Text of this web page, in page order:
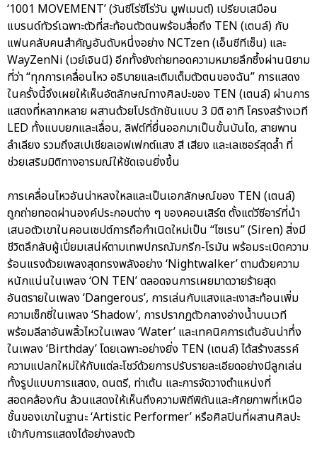
‘1001 MOVEMENT’ (วันซีโร่ซีโร่วัน มูฟเมนต์) เปรียบเสมือน
แบรนด์ทัวร์เฉพาะตัวที่สะท้อนตัวตนพร้อมสื่อถึง TEN (เตนล์) กับ
แฟนคลับคนสำคัญอันดับหนึ่งอย่าง NCTzen (เอ็นซีทีเซ็น) และ
WayZenNi (เวย์เจินนี) อีกทั้งยังถ่ายทอดความหมายลึกซึ้งผ่านนิยาม
ที่ว่า “ทุกการเคลื่อนไหว อธิบายและเติมเต็มตัวตนของฉัน” การแสดง
ในครั้งนี้จึงเผยให้เห็นอัตลักษณ์ทางศิลปะของ TEN (เตนล์) ผ่านการ
แสดงที่หลากหลาย ผสานด้วยโปรดักชันแบบ 3 มิติ อาทิ โครงสร้างเวที
LED ทั้งแบบยกและเลื่อน, ลิฟต์ที่ยื่นออกมาเป็นขั้นบันได, สายพาน
ลำเลียง รวมถึงสเปเชียลเอฟเฟกต์แสง สี เสียง และเลเซอร์สุดล้ำ ที่
ช่วยเสริมมิติทางอารมณ์ให้ชัดเจนยิ่งขึ้น
การเคลื่อนไหวอันน่าหลงใหลและเป็นเอกลักษณ์ของ TEN (เตนล์)
ถูกถ่ายทอดผ่านองค์ประกอบต่าง ๆ ของคอนเสิร์ต ตั้งแต่วีซีอาร์ที่นำ
เสนอตัวเขาในคอนเซปต์การถือกำเนิดใหม่เป็น “ไซเรน” (Siren) สิ่งมี
ชีวิตลึกลับผู้เปี่ยมเสน่ห์ตามเทพปกรณัมกรีก-โรมัน พร้อมระเบิดความ
ร้อนแรงด้วยเพลงสุดทรงพลังอย่าง ‘Nightwalker’ ตามด้วยความ
หนักแน่นในเพลง ‘ON TEN’ ตลอดจนการเผยมาดวายร้ายสุด
อันตรายในเพลง ‘Dangerous’, การเล่นกับแสงและเงาสะท้อนเพิ่ม
ความเซ็กซี่ในเพลง ‘Shadow’, การปรากฏตัวกลางอ่างน้ำบนเวที
พร้อมลีลาอันพลิ้วไหวในเพลง ‘Water’ และเทคนิคการเต้นอันน่าทึ่ง
ในเพลง ‘Birthday’ โดยเฉพาะอย่างยิ่ง TEN (เตนล์) ได้สร้างสรรค์
ความแปลกใหม่ให้กับแต่ละโชว์ด้วยการปรับรายละเอียดอย่างมีลูกเล่น
ทั้งรูปแบบการแสดง, ดนตรี, ท่าเต้น และการจัดวางตำแหน่งที่
สอดคล้องกัน ล้วนแสดงให้เห็นถึงความพิถีพิถันและศักยภาพที่เหนือ
ชั้นของเขาในฐานะ ‘Artistic Performer’ หรือศิลปินที่ผสานศิลปะ
เข้ากับการแสดงได้อย่างลงตัว